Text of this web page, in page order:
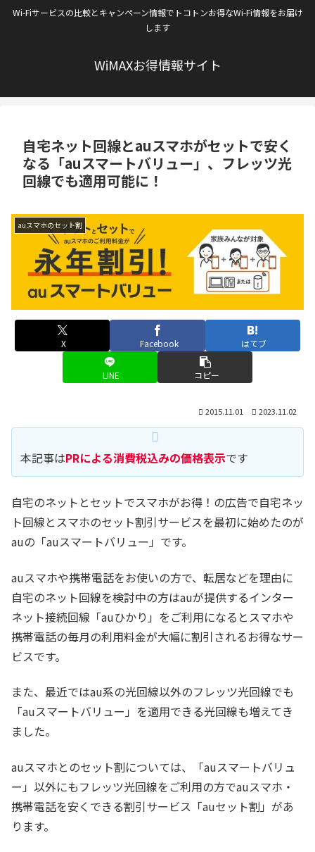
Wi-Fiサービスの比較とキャンペーン情報でトコトンお得なWi-Fi情報をお届け
します
WiMAXお得情報サイト
自宅ネット回線とauスマホがセットで安く
なる「auスマートバリュー」、フレッツ光
回線でも適用可能に！
auスマホのセット割
X Facebook はてブ
LINE コピー
2015.11.01 2023.11.02
本記事はPRによる消費税込みの価格表示です
自宅のネットとセットでスマホがお得！の広告で自宅ネッ
ト回線とスマホのセット割引サービスを最初に始めたのが
auの「auスマートバリュー」です。
auスマホや携帯電話をお使いの方で、転居などを理由に
自宅のネット回線を検討中の方はauが提供するインター
ネット接続回線「auひかり」をご利用になるとスマホや
携帯電話の毎月の利用料金が大幅に割引されるお得なサー
ビスです。
また、最近ではau系の光回線以外のフレッツ光回線でも
「auスマートバリュー」を適用できる光回線も増えてき
ました。
auスマホとのセット割については、「auスマートバリュ
ー」以外にもフレッツ光回線をご利用の方でauスマホ・
携帯電話を安くできる割引サービス「auセット割」があ
ります。